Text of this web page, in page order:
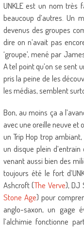
UNKLE est un nom très
beaucoup d’autres. Un
devenus des groupes
dire on n’avait pas
‘groupe’, mené par
A tel point qu’on se sent
pris la peine de les
les médias, semblent
Bon, au moins ça a
avec une oreille neuve et
un Trip Hop trop ambiant,
un disque plein
venant aussi bien des
toujours été le fort
Ashcroft (The Verve), DJ
Stone Age) pour
anglo-saxon, un gage
l’alchimie fonctionne